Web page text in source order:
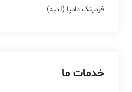
فرمینگ دامپا (لمبه)
خدمات ما